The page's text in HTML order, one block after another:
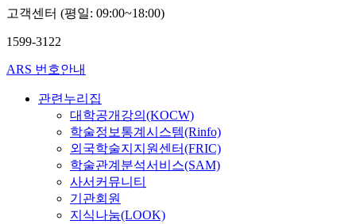
고객센터 (평일: 09:00~18:00)
1599-3122
ARS 번호안내
관련누리집
대학공개강의(KOCW)
학술정보통계시스템(Rinfo)
외국학술지지원센터(FRIC)
학술관계분석서비스(SAM)
사서커뮤니티
기관회원
지식나눔(LOOK)